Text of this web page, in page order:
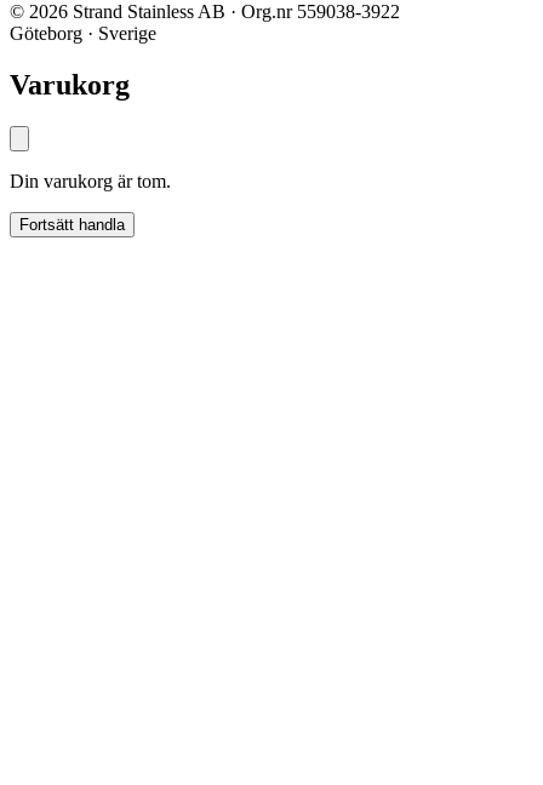
© 2026 Strand Stainless AB · Org.nr 559038-3922
Göteborg · Sverige
Varukorg
Din varukorg är tom.
Fortsätt handla